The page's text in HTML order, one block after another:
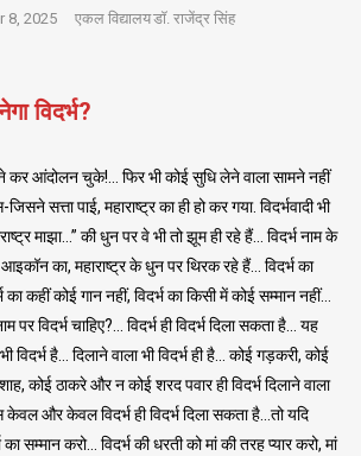
8, 2025 एकल विद्यालयडॉ. राजेंद्र सिंह
विदर्भ?
कर आंदोलन चुके!… फिर भी कोई सुधि लेने वाला सामने नहीं
सत्ता पाई, महाराष्ट्र का ही हो कर गया. विदर्भवादी भी
माझा…” की धुन पर वे भी तो झूम ही रहे हैं… विदर्भ नाम के
का, महाराष्ट्र के धुन पर थिरक रहे हैं… विदर्भ का
का कहीं कोई गान नहीं, विदर्भ का किसी में कोई सम्मान नहीं…
विदर्भ चाहिए?… विदर्भ ही विदर्भ दिला सकता है… यह
विदर्भ है… दिलाने वाला भी विदर्भ ही है… कोई गड़करी, कोई
कोई ठाकरे और न कोई शरद पवार ही विदर्भ दिलाने वाला
केवल और केवल विदर्भ ही विदर्भ दिला सकता है…तो यदि
का सम्मान करो… विदर्भ की धरती को मां की तरह प्यार करो, मां